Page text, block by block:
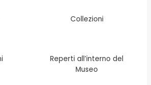
Collezioni
Reperti all’interno del
Museo